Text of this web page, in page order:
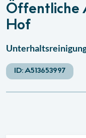
Öffentliche
Hof
ID:A513653997